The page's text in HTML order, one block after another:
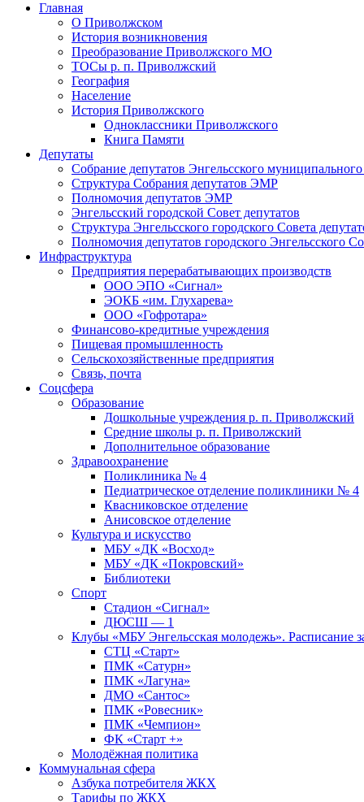
Главная
О Приволжском
История возникновения
Преобразование Приволжского МО
ТОСы р. п. Приволжский
География
Население
История Приволжского
Одноклассники Приволжского
Книга Памяти
Депутаты
Собрание депутатов Энгельсского
Структура Собрания депутатов ЭМР
Полномочия депутатов ЭМР
Энгельсский городской Совет депутатов
Структура Энгельсского городского Совета
Полномочия депутатов городского Энгельсского
Инфраструктура
Предприятия перерабатывающих производств
ООО ЭПО «Сигнал»
ЭОКБ «им. Глухарева»
ООО «Гофротара»
Финансово-кредитные учреждения
Пищевая промышленность
Сельскохозяйственные предприятия
Связь, почта
Соцсфера
Образование
Дошкольные учреждения р. п. Приволжский
Средние школы р. п. Приволжский
Дополнительное образование
Здравоохранение
Поликлиника № 4
Педиатрическое отделение поликлиники № 4
Квасниковское отделение
Анисовское отделение
Культура и искусство
МБУ «ДК «Восход»
МБУ «ДК «Покровский»
Библиотеки
Спорт
Стадион «Сигнал»
ДЮСШ — 1
Клубы «МБУ Энгельсская молодежь». Расписание
СТЦ «Старт»
ПМК «Сатурн»
ПМК «Лагуна»
ДМО «Сантос»
ПМК «Ровесник»
ПМК «Чемпион»
ФК «Старт +»
Молодёжная политика
Коммунальная сфера
Азбука потребителя ЖКХ
Тарифы по ЖКХ